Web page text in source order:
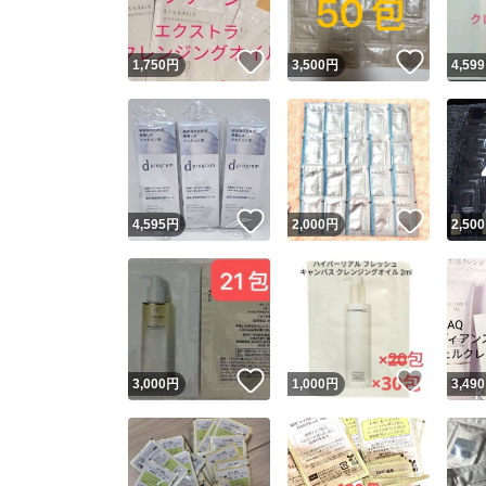
1,750円 いいね！
3,500円 いいね
4,599
4,595円 いいね！
2,000円 いいね
2,500
3,000円 いいね！
1,000円 いいね
3,490